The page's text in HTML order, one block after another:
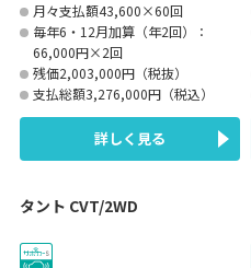
月々支払額43,600×60回
毎年6・12月加算（年2回）：
66,000円×2回
残価2,003,000円（税抜）
支払総額3,276,000円（税込）
詳しく見る
タント CVT/2WD